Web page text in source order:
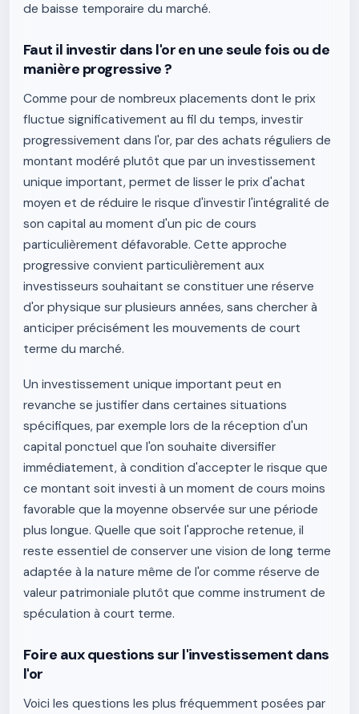
de baisse temporaire du marché.
Faut il investir dans l'or en une seule fois ou de
manière progressive ?
Comme pour de nombreux placements dont le prix
fluctue significativement au fil du temps, investir
progressivement dans l'or, par des achats réguliers de
montant modéré plutôt que par un investissement
unique important, permet de lisser le prix d'achat
moyen et de réduire le risque d'investir l'intégralité de
son capital au moment d'un pic de cours
particulièrement défavorable. Cette approche
progressive convient particulièrement aux
investisseurs souhaitant se constituer une réserve
d'or physique sur plusieurs années, sans chercher à
anticiper précisément les mouvements de court
terme du marché.
Un investissement unique important peut en
revanche se justifier dans certaines situations
spécifiques, par exemple lors de la réception d'un
capital ponctuel que l'on souhaite diversifier
immédiatement, à condition d'accepter le risque que
ce montant soit investi à un moment de cours moins
favorable que la moyenne observée sur une période
plus longue. Quelle que soit l'approche retenue, il
reste essentiel de conserver une vision de long terme
adaptée à la nature même de l'or comme réserve de
valeur patrimoniale plutôt que comme instrument de
spéculation à court terme.
Foire aux questions sur l'investissement dans
l'or
Voici les questions les plus fréquemment posées par